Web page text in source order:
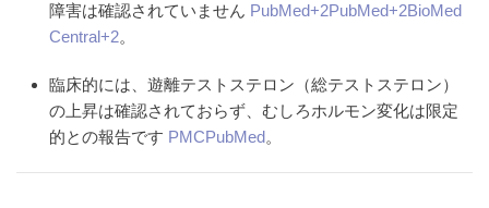
障害は確認されていません PubMed+2PubMed+2BioMed
Central+2。
臨床的には、遊離テストステロン（総テストステロン）
の上昇は確認されておらず、むしろホルモン変化は限定
的との報告です PMCPubMed。